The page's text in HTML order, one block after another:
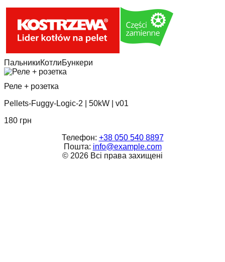
ПальникиКотлиБункери
Реле + розетка
Pellets-Fuggy-Logic-2
50kW
v01
180 грн
Телефон: +38 050 540 8897
Пошта: info@example.com
© 2026 Всі права захищені